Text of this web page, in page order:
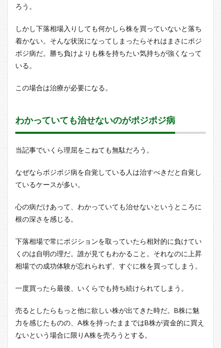
ポジ
方と
は
2.1
付け
るこ
2.2
思い
て休
作る
3
ポジ
病か
ら得
るメ
リッ
トと
は
まと
ろう。
しかし下落相場入りしても何かしら株を買っていないと落ち
着かない。そんな状況になってしまったらそれはまさにポジ
ポジ病だ。勝ち負けよりも株を持ちたい気持ちが強くなって
いる。
この場合は治療が必要になる。
わかっていても治せないのがポジポジ病
当記事でいくら理屈をこねても無駄だろう。
なぜならポジポジ病を自覚している人は治すべきだと自覚し
ているケースが多い。
心の病だけあって、わかっていても治せないというところに
根の深さを感じる。
下落相場で常にポジションを取っていたら相対的に負けてい
くのは自明の理だ。誰が見てもわかること。それなのに上昇
相場での成功体験が忘れられず、すぐに株を買ってしまう。
一度買ったら最後、いくらでも持ち続けられてしまう。
売るとしたらもっと他に欲しい株が出てきた時だ。B株に魅
力を感じたものの、A株を持ったままではB株が資金的に買え
ないという場合に限りA株を売ろうとする。